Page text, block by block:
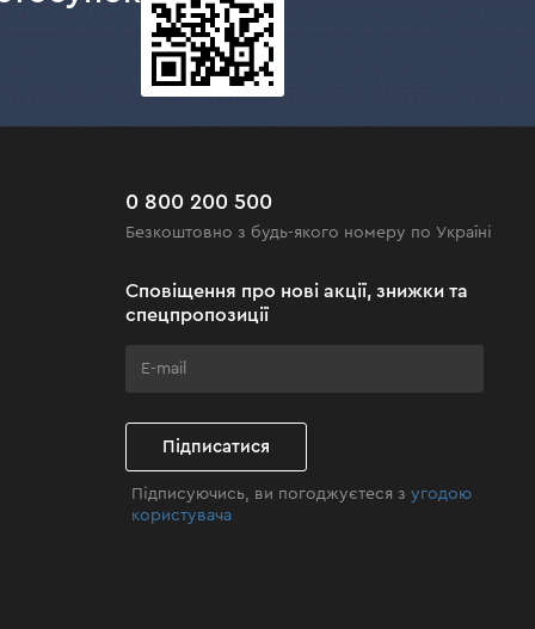
0 800 200 500
Безкоштовно з будь-якого номеру по Україні
Сповіщення про нові акції, знижки та
спецпропозиції
Підписатися
Підписуючись, ви погоджуєтеся з угодою
користувача